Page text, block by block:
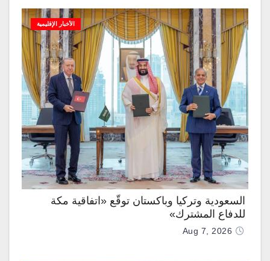
الأخبار الإقليمية
السعودية وتركيا وباكستان توقّع «اتفاقية مكة
للدفاع المشترك»
Aug 7, 2026